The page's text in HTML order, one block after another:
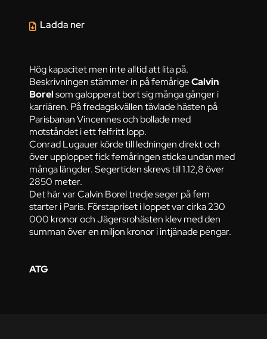
Hög kapacitet men inte alltid att lita på.
Beskrivningen stämmer in på femårigeCalvin
Borelsom galopperat bort sig många gånger i
karriären. På fredagskvällen tävlade hästen på
Parisbanan Vincennes och bollade med
motståndet i ett felfritt lopp.
Conrad Lugauer körde till ledningen direkt och
över upploppet fick femåringen sticka undan med
många längder. Segertiden skrevs till 1.12,8 över
2850 meter.
Det här var Calvin Borel tredje seger på fem
starter i Paris. Förstapriset i loppet var cirka 230
000 kronor och Jägersrohästen klev med den
summan över en miljon kronor i intjänade pengar.
Ladda ner
ATG